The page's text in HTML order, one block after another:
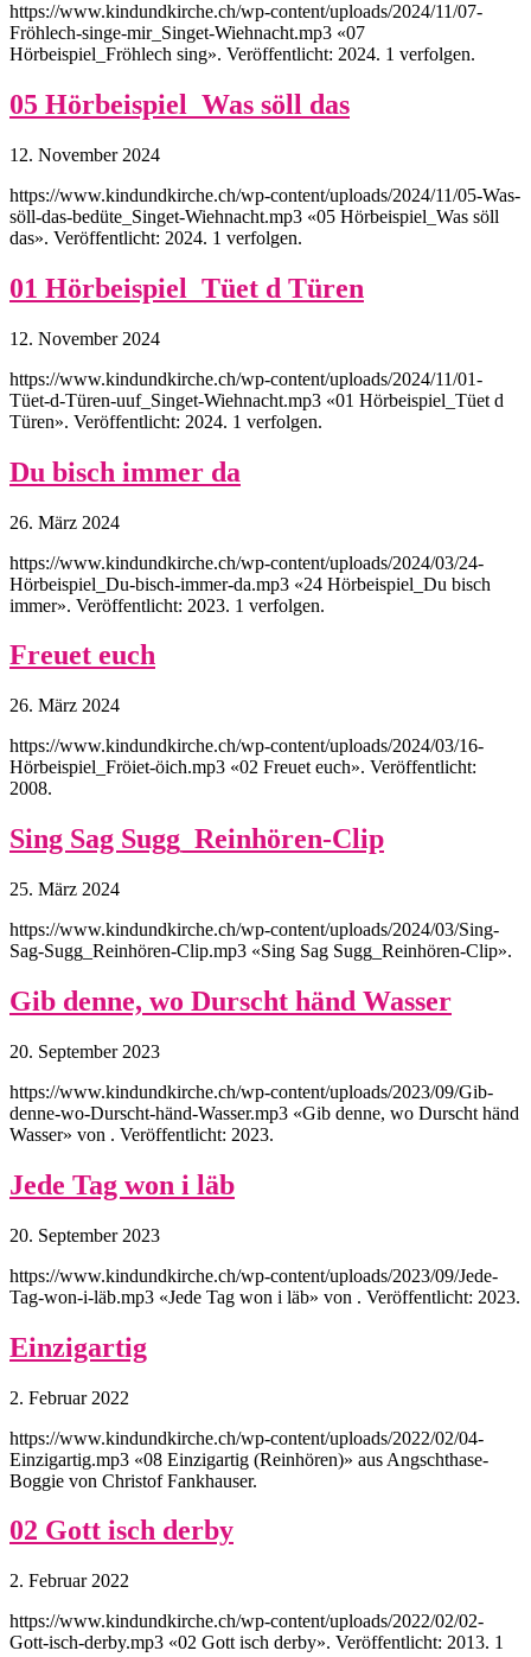
https://www.kindundkirche.ch/wp-content/uploads/2024/11/07-
Fröhlech-singe-mir_Singet-Wiehnacht.mp3 «07
Hörbeispiel_Fröhlech sing». Veröffentlicht: 2024. 1 verfolgen.
05 Hörbeispiel_Was söll das
12. November 2024
https://www.kindundkirche.ch/wp-content/uploads/2024/11/05-Was-
söll-das-bedüte_Singet-Wiehnacht.mp3 «05 Hörbeispiel_Was söll
das». Veröffentlicht: 2024. 1 verfolgen.
01 Hörbeispiel_Tüet d Türen
12. November 2024
https://www.kindundkirche.ch/wp-content/uploads/2024/11/01-
Tüet-d-Türen-uuf_Singet-Wiehnacht.mp3 «01 Hörbeispiel_Tüet d
Türen». Veröffentlicht: 2024. 1 verfolgen.
Du bisch immer da
26. März 2024
https://www.kindundkirche.ch/wp-content/uploads/2024/03/24-
Hörbeispiel_Du-bisch-immer-da.mp3 «24 Hörbeispiel_Du bisch
immer». Veröffentlicht: 2023. 1 verfolgen.
Freuet euch
26. März 2024
https://www.kindundkirche.ch/wp-content/uploads/2024/03/16-
Hörbeispiel_Fröiet-öich.mp3 «02 Freuet euch». Veröffentlicht:
2008.
Sing Sag Sugg_Reinhören-Clip
25. März 2024
https://www.kindundkirche.ch/wp-content/uploads/2024/03/Sing-
Sag-Sugg_Reinhören-Clip.mp3 «Sing Sag Sugg_Reinhören-Clip».
Gib denne, wo Durscht händ Wasser
20. September 2023
https://www.kindundkirche.ch/wp-content/uploads/2023/09/Gib-
denne-wo-Durscht-händ-Wasser.mp3 «Gib denne, wo Durscht händ
Wasser» von . Veröffentlicht: 2023.
Jede Tag won i läb
20. September 2023
https://www.kindundkirche.ch/wp-content/uploads/2023/09/Jede-
Tag-won-i-läb.mp3 «Jede Tag won i läb» von . Veröffentlicht: 2023.
Einzigartig
2. Februar 2022
https://www.kindundkirche.ch/wp-content/uploads/2022/02/04-
Einzigartig.mp3 «08 Einzigartig (Reinhören)» aus Angschthase-
Boggie von Christof Fankhauser.
02 Gott isch derby
2. Februar 2022
https://www.kindundkirche.ch/wp-content/uploads/2022/02/02-
Gott-isch-derby.mp3 «02 Gott isch derby». Veröffentlicht: 2013. 1